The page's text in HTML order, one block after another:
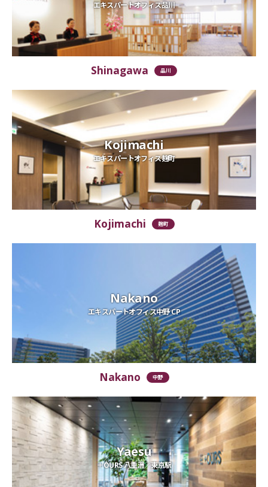
エキスパートオフィス品川
Shinagawa 品川
Kojimachi
エキスパートオフィス麹町
Kojimachi 麹町
Nakano
エキスパートオフィス中野 CP
Nakano 中野
Yaesu
＋OURS 八重洲／東京駅